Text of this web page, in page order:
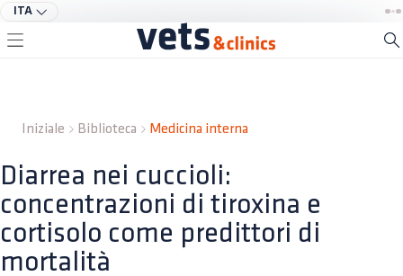
ITA
Iniziale Biblioteca Medicina interna
Diarrea nei cuccioli:
concentrazioni di tiroxina e
cortisolo come predittori di
mortalità